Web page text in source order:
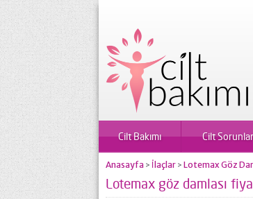
Cilt Bakımı Cilt
Anasayfa > İlaçlar > Lotemax Göz
Lotemax göz damlası